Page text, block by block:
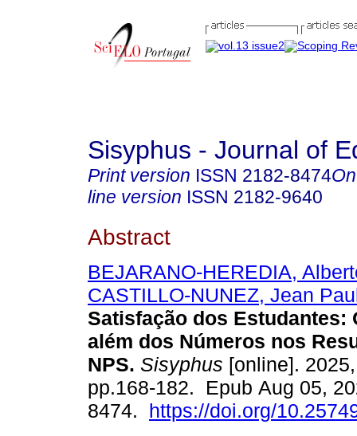
Sisyphus - Journal of
Print version ISSN 2182-8474
line version ISSN 2182-9640
Abstract
BEJARANO-HEREDIA,
CASTILLO-NUNEZ, Jean
Satisfação dos Estudantes:
além dos Números nos
NPS. Sisyphus [online].
pp.168-182. Epub Aug 05,
8474. https://doi.org/